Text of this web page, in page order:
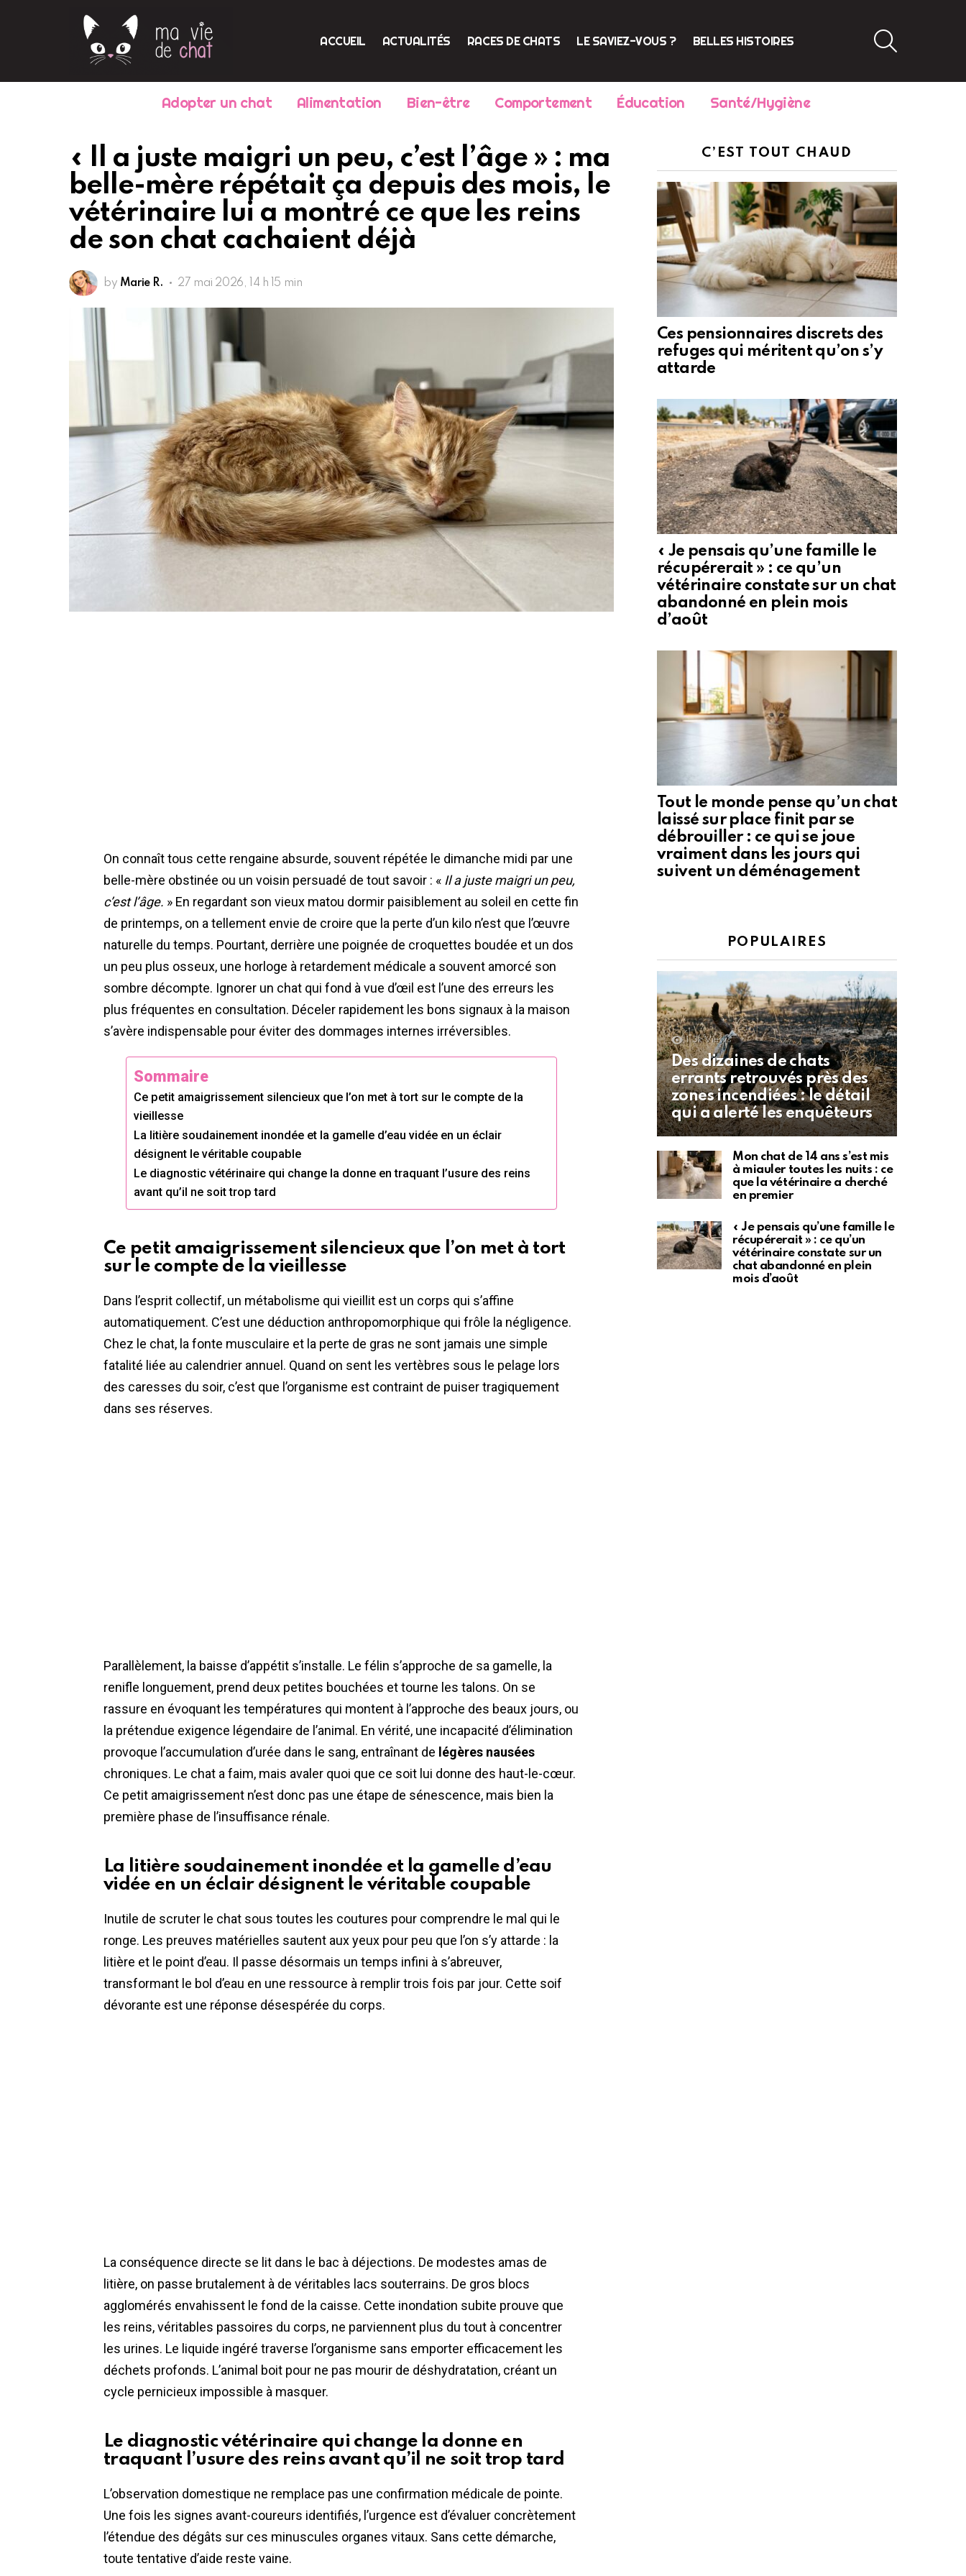
ACCUEIL ACTUALITÉS RACES DE CHATS LE SAVIEZ-VOUS ? BELLES HISTOIRES
Adopter un chat Alimentation Bien-être Comportement Éducation Santé/Hygiène
« Il a juste maigri un peu, c’est l’âge » : ma
belle-mère répétait ça depuis des mois, le
vétérinaire lui a montré ce que les reins
de son chat cachaient déjà
by Marie R. 27 mai 2026, 14 h 15 min
On connaît tous cette rengaine absurde, souvent répétée le dimanche midi par une
belle-mère obstinée ou un voisin persuadé de tout savoir : « Il a juste maigri un peu,
c’est l’âge. » En regardant son vieux matou dormir paisiblement au soleil en cette fin
de printemps, on a tellement envie de croire que la perte d’un kilo n’est que l’œuvre
naturelle du temps. Pourtant, derrière une poignée de croquettes boudée et un dos
un peu plus osseux, une horloge à retardement médicale a souvent amorcé son
sombre décompte. Ignorer un chat qui fond à vue d’œil est l’une des erreurs les
plus fréquentes en consultation. Déceler rapidement les bons signaux à la maison
s’avère indispensable pour éviter des dommages internes irréversibles.
Sommaire
Ce petit amaigrissement silencieux que l’on met à tort sur le compte de la
vieillesse
La litière soudainement inondée et la gamelle d’eau vidée en un éclair
désignent le véritable coupable
Le diagnostic vétérinaire qui change la donne en traquant l’usure des reins
avant qu’il ne soit trop tard
Ce petit amaigrissement silencieux que l’on met à tort
sur le compte de la vieillesse
Dans l’esprit collectif, un métabolisme qui vieillit est un corps qui s’affine
automatiquement. C’est une déduction anthropomorphique qui frôle la négligence.
Chez le chat, la fonte musculaire et la perte de gras ne sont jamais une simple
fatalité liée au calendrier annuel. Quand on sent les vertèbres sous le pelage lors
des caresses du soir, c’est que l’organisme est contraint de puiser tragiquement
dans ses réserves.
Parallèlement, la baisse d’appétit s’installe. Le félin s’approche de sa gamelle, la
renifle longuement, prend deux petites bouchées et tourne les talons. On se
rassure en évoquant les températures qui montent à l’approche des beaux jours, ou
la prétendue exigence légendaire de l’animal. En vérité, une incapacité d’élimination
provoque l’accumulation d’urée dans le sang, entraînant de légères nausées
chroniques. Le chat a faim, mais avaler quoi que ce soit lui donne des haut-le-cœur.
Ce petit amaigrissement n’est donc pas une étape de sénescence, mais bien la
première phase de l’insuffisance rénale.
La litière soudainement inondée et la gamelle d’eau
vidée en un éclair désignent le véritable coupable
Inutile de scruter le chat sous toutes les coutures pour comprendre le mal qui le
ronge. Les preuves matérielles sautent aux yeux pour peu que l’on s’y attarde : la
litière et le point d’eau. Il passe désormais un temps infini à s’abreuver,
transformant le bol d’eau en une ressource à remplir trois fois par jour. Cette soif
dévorante est une réponse désespérée du corps.
La conséquence directe se lit dans le bac à déjections. De modestes amas de
litière, on passe brutalement à de véritables lacs souterrains. De gros blocs
agglomérés envahissent le fond de la caisse. Cette inondation subite prouve que
les reins, véritables passoires du corps, ne parviennent plus du tout à concentrer
les urines. Le liquide ingéré traverse l’organisme sans emporter efficacement les
déchets profonds. L’animal boit pour ne pas mourir de déshydratation, créant un
cycle pernicieux impossible à masquer.
Le diagnostic vétérinaire qui change la donne en
traquant l’usure des reins avant qu’il ne soit trop tard
L’observation domestique ne remplace pas une confirmation médicale de pointe.
Une fois les signes avant-coureurs identifiés, l’urgence est d’évaluer concrètement
l’étendue des dégâts sur ces minuscules organes vitaux. Sans cette démarche,
toute tentative d’aide reste vaine.
C’EST TOUT CHAUD
Ces pensionnaires discrets des
refuges qui méritent qu’on s’y
attarde
« Je pensais qu’une famille le
récupérerait » : ce qu’un
vétérinaire constate sur un chat
abandonné en plein mois
d’août
Tout le monde pense qu’un chat
laissé sur place finit par se
débrouiller : ce qui se joue
vraiment dans les jours qui
suivent un déménagement
POPULAIRES
1.3k Views
Des dizaines de chats
errants retrouvés près des
zones incendiées : le détail
qui a alerté les enquêteurs
Mon chat de 14 ans s’est mis
à miauler toutes les nuits : ce
que la vétérinaire a cherché
en premier
« Je pensais qu’une famille le
récupérerait » : ce qu’un
vétérinaire constate sur un
chat abandonné en plein
mois d’août